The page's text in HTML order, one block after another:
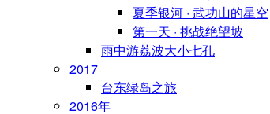
夏季银河 · 武功山的星空
第一天 · 挑战绝望坡
雨中游荔波大小七孔
2017
台东绿岛之旅
2016年